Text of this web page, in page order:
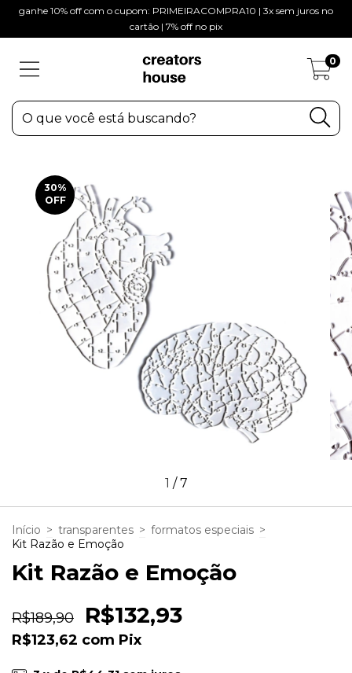
ganhe 10% off com o cupom: PRIMEIRACOMPRA10 | 3x sem juros no
cartão | 7% off no pix
0
30%
OFF
1 /7
Início > transparentes > formatos especiais >
Kit Razão e Emoção
Kit Razão e Emoção
R$189,90 R$132,93
R$123,62 com Pix